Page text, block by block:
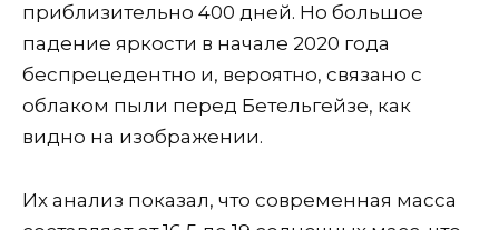
приблизительно 400 дней. Но большое
падение яркости в начале 2020 года
беспрецедентно и, вероятно, связано с
облаком пыли перед Бетельгейзе, как
видно на изображении.
Их анализ показал, что современная масса